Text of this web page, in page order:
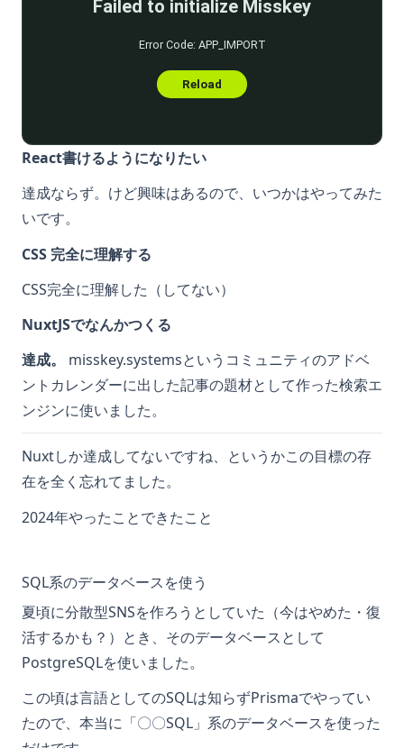
React書けるようになりたい
達成ならず。けど興味はあるので、いつかはやってみた
いです。
CSS 完全に理解する
CSS完全に理解した（してない）
NuxtJSでなんかつくる
達成。
misskey.systemsというコミュニティのアドベ
ントカレンダーに出した記事の題材として作った検索エ
ンジンに使いました。
Nuxtしか達成してないですね、というかこの目標の存
在を全く忘れてました。
2024年やったことできたこと
SQL系のデータベースを使う
夏頃に分散型SNSを作ろうとしていた（今はやめた・復
活するかも？）とき、そのデータベースとして
PostgreSQLを使いました。
この頃は言語としてのSQLは知らずPrismaでやってい
たので、本当に「〇〇SQL」系のデータベースを使った